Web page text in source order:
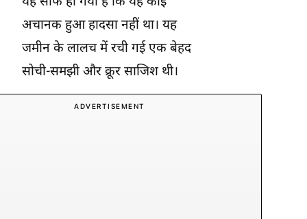
अचानक हुआ हादसा नहीं था। यह
जमीन के लालच में रची गई एक बेहद
सोची-समझी और क्रूर साजिश थी।
ADVERTISEMENT